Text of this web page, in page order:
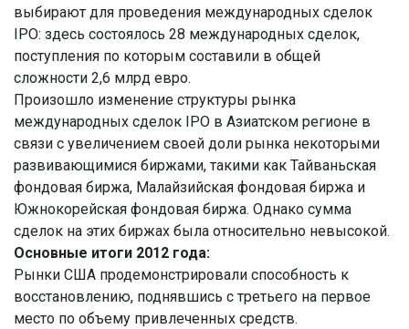
выбирают для проведения международных сделок
IPO: здесь состоялось 28 международных сделок,
поступления по которым составили в общей
сложности 2,6 млрд евро.
Произошло изменение структуры рынка
международных сделок IPO в Азиатском регионе в
связи с увеличением своей доли рынка некоторыми
развивающимися биржами, такими как Тайваньская
фондовая биржа, Малайзийская фондовая биржа и
Южнокорейская фондовая биржа. Однако сумма
сделок на этих биржах была относительно невысокой.
Основные итоги 2012 года:
Рынки США продемонстрировали способность к
восстановлению, поднявшись с третьего на первое
место по объему привлеченных средств.